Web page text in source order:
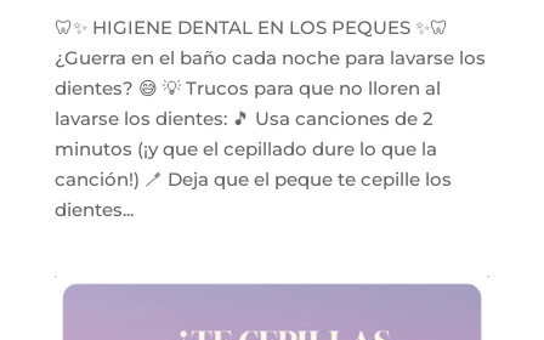
🦷✨ HIGIENE DENTAL EN LOS PEQUES ✨🦷
¿Guerra en el baño cada noche para lavarse los
dientes? 😅 💡 Trucos para que no lloren al
lavarse los dientes: 🎵 Usa canciones de 2
minutos (¡y que el cepillado dure lo que la
canción!) 🪥 Deja que el peque te cepille los
dientes...